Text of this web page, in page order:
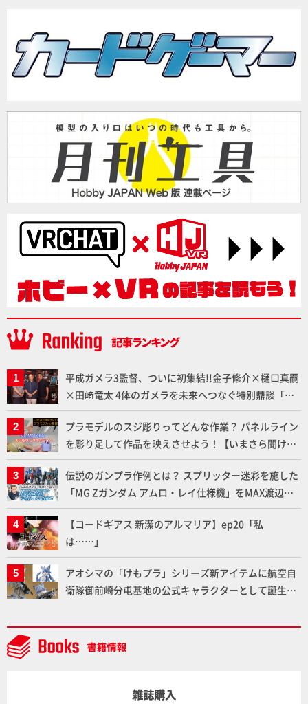
平成ガメラ3監督、ついに初集結!!金子修介×樋口真嗣
×田﨑竜太 4体のガメラを未来へつなぐ特別鼎談「ガ
メラ永久保存化プロジェクト FINAL」
プラモデルのスジ彫りってどんな作業？ パネルライン
を彫り足して作品を映えさせよう！【いまさら聞けな
いプラモデルの基礎：スジ彫りとパネルライン】
伝説のガンプラ作例とは？ スプリッター迷彩を施した
「MG Zガンダム アムロ・レイ仕様機」をMAX渡辺が
ふたたび塗る!!【試し読み】
【コードギアス 新潔のアルマリア】ep20「私
は……」
アオシマの「けもプラ」シリーズ新アイテムに航空自
衛隊御前崎分屯基地の公式キャラクターとして誕生し
通常版の2ラインで発売！
雑誌購入